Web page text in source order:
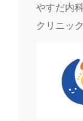
やすだ内
クリニック